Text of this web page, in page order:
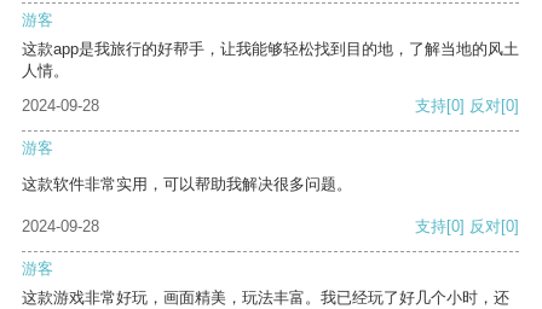
游客
这款app是我旅行的好帮手，让我能够轻松找到目的地，了解当地的风土
人情。
2024-09-28
支持[0] 反对[0]
游客
这款软件非常实用，可以帮助我解决很多问题。
2024-09-28 支持[0] 反对[0]
游客
这款游戏非常好玩，画面精美，玩法丰富。我已经玩了好几个小时，还